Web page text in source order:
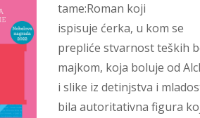
tame:Roman koji
ispisuje ćerka, u kom se
prepliće stvarnost teških
majkom, koja boluje od
i slike iz detinjstva i
bila autoritativna figura